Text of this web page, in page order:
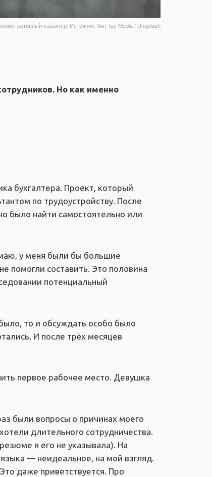
характер. Источник: Van Tay Media / Unsplash
Но как именно
бухгалтера. Проект, который
по трудоустройству. После
было найти самостоятельно или
у меня были бы большие
составить. Это половина
потенциальный
то и обсуждать особо было
И после трёх месяцев
первое рабочее место. Девушка
были вопросы о причинах моего
длительного сотрудничества.
я его не указывала). На
— неидеальное, на мой взгляд.
даже приветствуется. Про